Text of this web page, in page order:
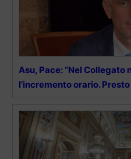
Asu, Pace: “Nel Collegato
l’incremento orario.